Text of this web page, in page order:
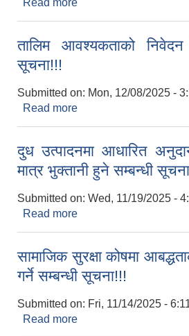
Read more
तालिम आवश्‍यकताको
सूचना!!!
Submitted on: Mon, 12/08/2025 -
Read more
दुध उत्पादनमा आधारित
मात्र भुक्‍तानी हुने सम्बन्धी
Submitted on: Wed, 11/19/2025 -
Read more
सामाजिक सुरक्षा कोषमा
गर्ने सम्बन्धी सूचना!!!
Submitted on: Fri, 11/14/2025 -
Read more